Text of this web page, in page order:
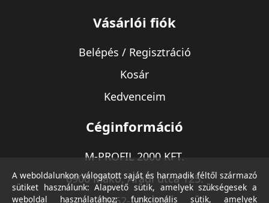
Vásárlói fiók
Belépés / Regisztráció
Kosár
Kedvenceim
Céginformáció
M-PROFIL 2000 KFT.
6900 Makó, Aradi utca 125.
A weboldalunkon válogatott saját és harmadik féltől származó
sütiket használunk: Alapvető sütik, amelyek szükségesek a
weboldal használatához; funkcionális sütik, amelyek